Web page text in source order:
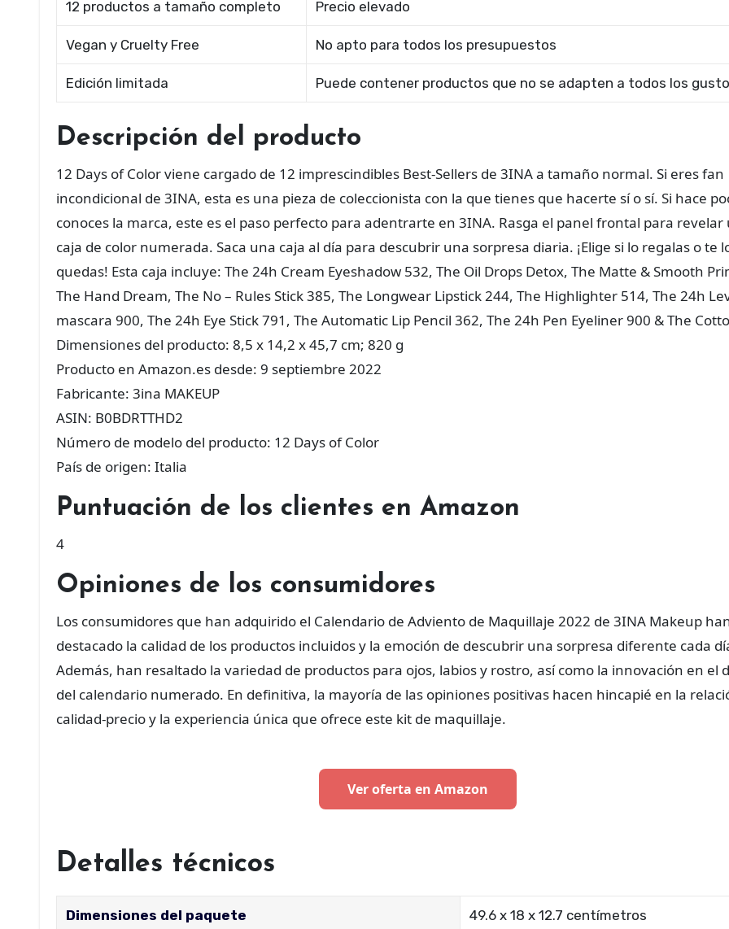
12 productos a tamaño completo Precio elevado
Vegan y Cruelty Free No apto para todos los presupuestos
Edición limitada Puede contener productos que no se adapten a todos los
Descripción del producto
12 Days of Color viene cargado de 12 imprescindibles Best-Sellers de 3INA a tamaño normal. Si eres fan
incondicional de 3INA, esta es una pieza de coleccionista con la que tienes que hacerte sí o sí. Si hace
conoces la marca, este es el paso perfecto para adentrarte en 3INA. Rasga el panel frontal para revelar
caja de color numerada. Saca una caja al día para descubrir una sorpresa diaria. ¡Elige si lo regalas o te
quedas! Esta caja incluye: The 24h Cream Eyeshadow 532, The Oil Drops Detox, The Matte & Smooth
The Hand Dream, The No – Rules Stick 385, The Longwear Lipstick 244, The Highlighter 514, The 24h
mascara 900, The 24h Eye Stick 791, The Automatic Lip Pencil 362, The 24h Pen Eyeliner 900 & The
Dimensiones del producto: 8,5 x 14,2 x 45,7 cm; 820 g
Producto en Amazon.es desde: 9 septiembre 2022
Fabricante: 3ina MAKEUP
ASIN: B0BDRTTHD2
Número de modelo del producto: 12 Days of Color
País de origen: Italia
Puntuación de los clientes en Amazon
4
Opiniones de los consumidores
Los consumidores que han adquirido el Calendario de Adviento de Maquillaje 2022 de 3INA Makeup
destacado la calidad de los productos incluidos y la emoción de descubrir una sorpresa diferente cada
Además, han resaltado la variedad de productos para ojos, labios y rostro, así como la innovación en el
del calendario numerado. En definitiva, la mayoría de las opiniones positivas hacen hincapié en la
calidad-precio y la experiencia única que ofrece este kit de maquillaje.
Ver oferta en Amazon
Detalles técnicos
Dimensiones del paquete ‎49.6 x 18 x 12.7 centímetros